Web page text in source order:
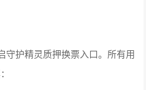
守护精灵质押换票入口。所有用